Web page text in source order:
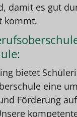
damit es gut
kommt.
bietet
eine
Förderung